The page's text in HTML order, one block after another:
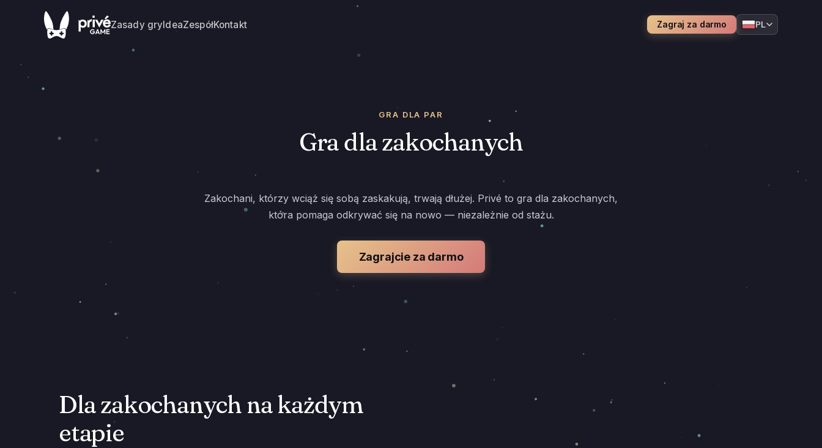
Zasady gryIdeaZespółKontakt Zagraj za darmo PL
GRA DLA PAR
Gra dla zakochanych
Zakochani, którzy wciąż się sobą zaskakują, trwają dłużej. Privé to gra dla zakochanych,
która pomaga odkrywać się na nowo — niezależnie od stażu.
Zagrajcie za darmo
Dla zakochanych na każdym
etapie